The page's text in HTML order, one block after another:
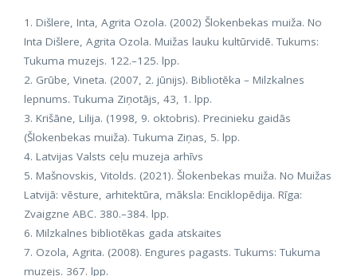
1. Dišlere, Inta, Agrita Ozola. (2002) Šlokenbekas muiža. No
Inta Dišlere, Agrita Ozola. Muižas lauku kultūrvidē. Tukums:
Tukuma muzejs. 122.–125. lpp.
2. Grūbe, Vineta. (2007, 2. jūnijs). Bibliotēka – Milzkalnes
lepnums. Tukuma Ziņotājs, 43, 1. lpp.
3. Krišāne, Lilija. (1998, 9. oktobris). Precinieku gaidās
(Šlokenbekas muiža). Tukuma Ziņas, 5. lpp.
4. Latvijas Valsts ceļu muzeja arhīvs
5. Mašnovskis, Vitolds. (2021). Šlokenbekas muiža. No Muižas
Latvijā: vēsture, arhitektūra, māksla: Enciklopēdija. Rīga:
Zvaigzne ABC. 380.–384. lpp.
6. Milzkalnes bibliotēkas gada atskaites
7. Ozola, Agrita. (2008). Engures pagasts. Tukums: Tukuma
muzejs. 367. lpp.